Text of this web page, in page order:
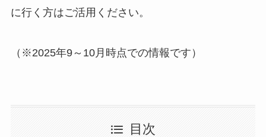
に行く方はご活用ください。
（※2025年9～10月時点での情報です）
目次